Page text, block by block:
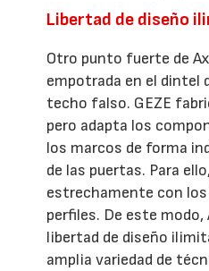
Libertad de diseño
Otro punto fuerte de
empotrada en el dintel
techo falso. GEZE
pero adapta los
los marcos de forma
de las puertas. Para
estrechamente con
perfiles. De este
libertad de diseño
amplia variedad de